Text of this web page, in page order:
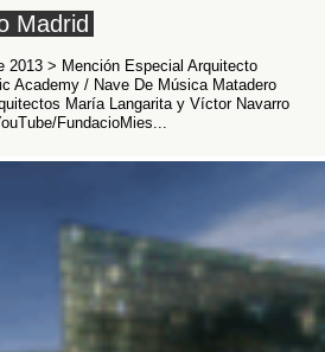
Madrid
2013 > Mención Especial Arquitecto
Academy / Nave De Música Matadero
María Langarita y Víctor Navarro
FundacioMies...